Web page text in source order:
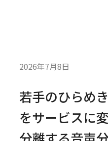
2026年7月8日
若手のひらめ
をサービスに